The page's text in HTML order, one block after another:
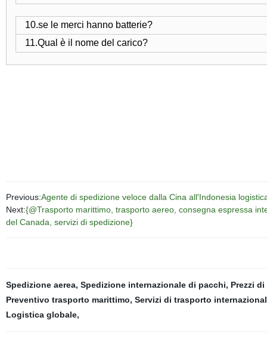
10.se le merci hanno batterie?
11.Qual è il nome del carico?
Previous:Agente di spedizione veloce dalla Cina all′Indonesia
Next:{@Trasporto marittimo, trasporto aereo, consegna espressa
del Canada, servizi di spedizione}
Spedizione aerea, Spedizione internazionale di pacchi, Prezzi
Preventivo trasporto marittimo, Servizi di trasporto
Logistica globale,